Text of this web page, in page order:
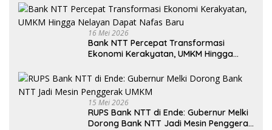
Weetebula
16 Mei 2026
Bank NTT Percepat Transformasi
Ekonomi Kerakyatan, UMKM Hingga
15 Mei 2026
RUPS Bank NTT di Ende: Gubernur Melki
Dorong Bank NTT Jadi Mesin Penggerak